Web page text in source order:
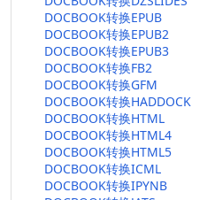
DOCBOOK转换EPUB
DOCBOOK转换EPUB2
DOCBOOK转换EPUB3
DOCBOOK转换FB2
DOCBOOK转换GFM
DOCBOOK转换HADDOCK
DOCBOOK转换HTML
DOCBOOK转换HTML4
DOCBOOK转换HTML5
DOCBOOK转换ICML
DOCBOOK转换IPYNB